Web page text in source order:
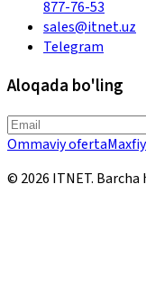
877-76-53
sales@itnet.uz
Telegram
Aloqada bo'ling
Ommaviy oferta
© 2026 ITNET. Barcha